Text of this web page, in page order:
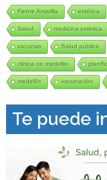
Fiebre Amarilla estética
Salud medicina estetica
vacunas Salud pública
clinica cic medellin
medellín vacunación
Te puede